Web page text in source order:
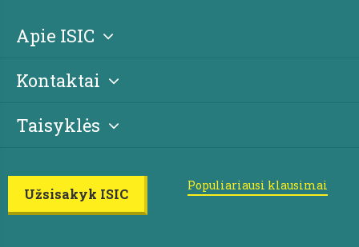
Apie ISIC
Kontaktai
Taisyklės
Užsisakyk ISIC
Populiariausi klausimai